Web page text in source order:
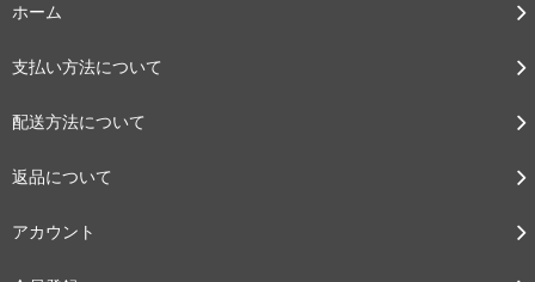
ホーム
支払い方法について
配送方法について
返品について
アカウント